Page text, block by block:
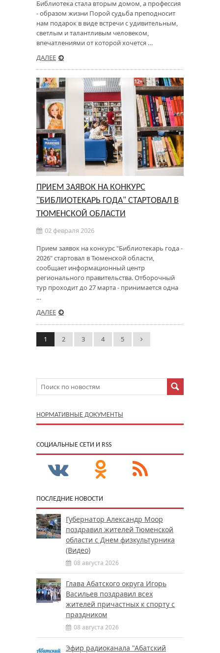
Библиотека стала вторым домом, а профессия
- образом жизни Порой судьба преподносит
нам подарок в виде встречи с удивительным,
светлым и талантливым человеком,
впечатлениями от которой хочется …
ДАЛЕЕ
ПРИЕМ ЗАЯВОК НА КОНКУРС
"БИБЛИОТЕКАРЬ ГОДА" СТАРТОВАЛ В
ТЮМЕНСКОЙ ОБЛАСТИ
02 февраля 2026
Прием заявок на конкурс "Библиотекарь года -
2026" стартовал в Тюменской области,
сообщает информационный центр
регионального правительства. Отборочный
тур проходит до 27 марта - принимается одна
…
ДАЛЕЕ
1 2 3 4 5
НОРМАТИВНЫЕ ДОКУМЕНТЫ
CОЦИАЛЬНЫЕ СЕТИ И RSS
ПОСЛЕДНИЕ НОВОСТИ
Губернатор Александр Моор
поздравил жителей Тюменской
области с Днем физкультурника
(Видео)
08 августа 2026
Глава Абатского округа Игорь
Васильев поздравил всех
жителей причастных к спорту с
праздником
08 августа 2026
Эфир радиоканала "Абатский